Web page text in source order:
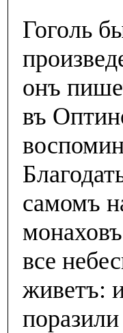
Гоголь
онъ
въ
самомъ
все
живетъ: